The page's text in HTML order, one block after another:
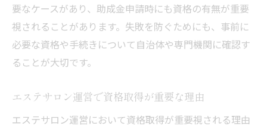
要なケースがあり、助成金申請時にも資格の有無が重要
視されることがあります。失敗を防ぐためにも、事前に
必要な資格や手続きについて自治体や専門機関に確認す
ることが大切です。
エステサロン運営で資格取得が重要な理由
エステサロン運営において資格取得が重要視される理由